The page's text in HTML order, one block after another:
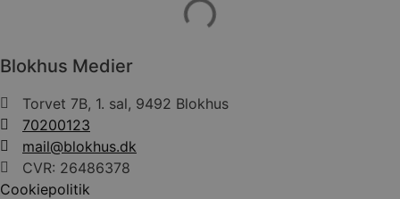
Blokhus Medier
Torvet 7B, 1. sal, 9492 Blokhus
70200123
mail@blokhus.dk
CVR: 26486378
Cookiepolitik